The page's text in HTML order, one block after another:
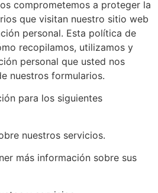
comprometemos a proteger la
que visitan nuestro sitio web
personal. Esta política de
recopilamos, utilizamos y
personal que usted nos
nuestros formularios.
para los siguientes
nuestros servicios.
más información sobre sus